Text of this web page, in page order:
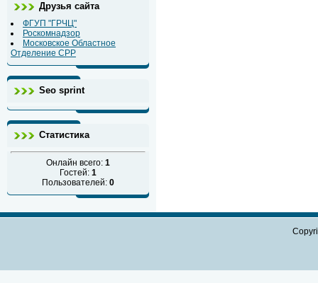
Друзья сайта
ФГУП "ГРЧЦ"
Роскомнадзор
Московское Областное
Отделение СРР
Seo sprint
Статистика
Онлайн всего: 1
Гостей: 1
Пользователей: 0